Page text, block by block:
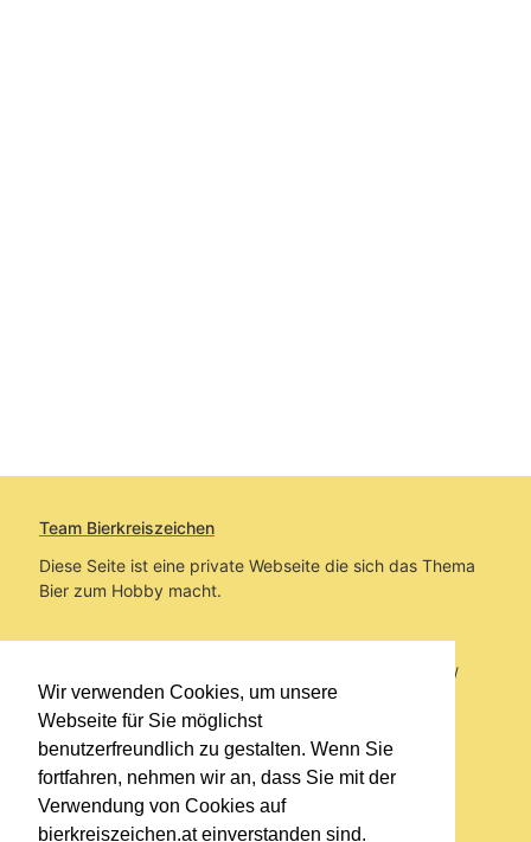
Wir verwenden Cookies, um unsere
Webseite für Sie möglichst
benutzerfreundlich zu gestalten. Wenn Sie
fortfahren, nehmen wir an, dass Sie mit der
Verwendung von Cookies auf
bierkreiszeichen.at einverstanden sind.
Team Bierkreiszeichen
Diese Seite ist eine private Webseite die sich das Thema
Bier zum Hobby macht.
Sie befinden sich auf https://www.bierkreiszeichen.at/
im Pfad:Übers Bier/Biersorten
Erstellt: 2019-02-15
Links